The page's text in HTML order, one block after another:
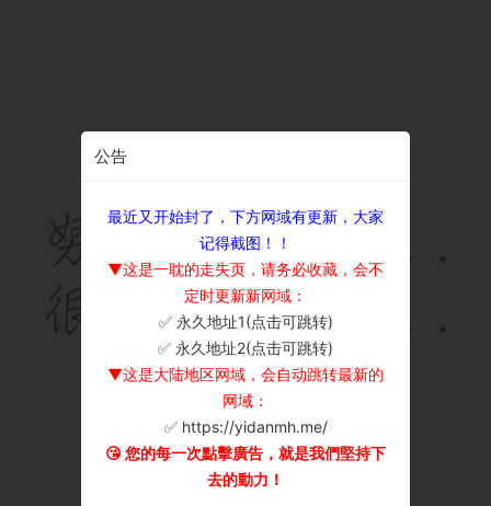
公告
最近又开始封了，下方网域有更新，大家
记得截图！！
▼这是一耽的走失页，请务必收藏，会不
定时更新新网域：
✅ 永久地址1(点击可跳转)
✅ 永久地址2(点击可跳转)
▼这是大陆地区网域，会自动跳转最新的
网域：
✅ https://yidanmh.me/
😘 您的每一次點擊廣告，就是我們堅持下
去的動力！